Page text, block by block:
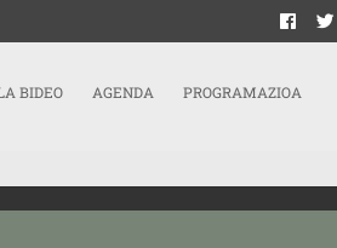
BIDEO AGENDA PROGRAMAZIOA